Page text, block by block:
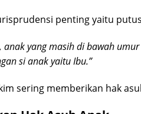
penting yaitu
anak yang masih di bawah
si anak yaitu Ibu.”
sering memberikan hak